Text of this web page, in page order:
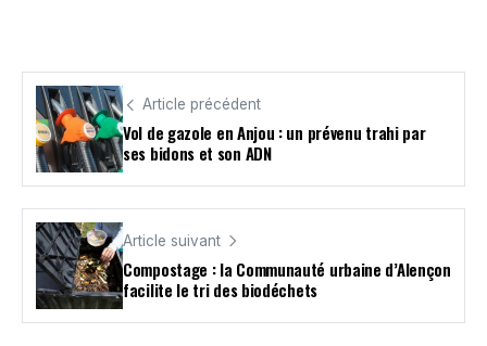
Article précédent
Vol de gazole en Anjou : un prévenu trahi par
ses bidons et son ADN
Article suivant
Compostage : la Communauté urbaine d’Alençon
facilite le tri des biodéchets